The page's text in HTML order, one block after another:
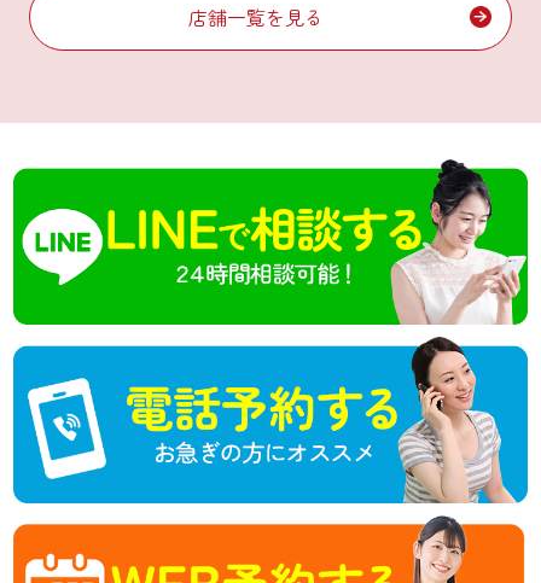
店舗一覧を見る